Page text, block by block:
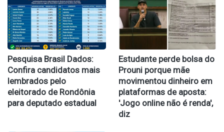
Pesquisa Brasil Dados:
Confira candidatos mais
lembrados pelo
eleitorado de Rondônia
para deputado estadual
Estudante perde bolsa do
Prouni porque mãe
movimentou dinheiro em
plataformas de aposta:
'Jogo online não é renda',
diz